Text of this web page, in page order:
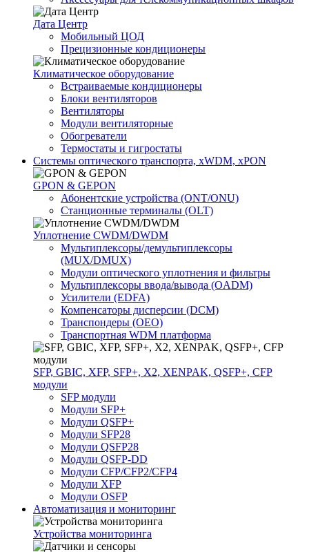
Дата Центр
Мобильный ЦОД
Прецизионные кондиционеры
Климатичeское оборудование
Встраиваемые кондиционеры
Блоки вентиляторов
Вентиляторы
Модули вентиляторные
Обогреватели
Термостаты и гигростаты
Системы оптического транспорта, xWDM, xPON
GPON & GEPON
Абонентские устройства (ONT/ONU)
Станционные терминалы (OLT)
Уплотнение CWDM/DWDM
Мультиплексоры/демультиплексоры
(MUX/DMUX)
Модули оптического уплотнения и фильтры
Мультиплексоры ввода/вывода (OADM)
Усилители (EDFA)
Компенсаторы дисперсии (DCM)
Транспондеры (OEO)
Транспортная WDM платформа
SFP, GBIC, XFP, SFP+, X2, XENPAK, QSFP+, CFP
модули
SFP модули
Модули SFP+
Модули QSFP+
Модули SFP28
Модули QSFP28
Модули QSFP-DD
Модули CFP/CFP2/CFP4
Модули XFP
Модули OSFP
Автоматизация и мониторинг
Устройства мониторинга